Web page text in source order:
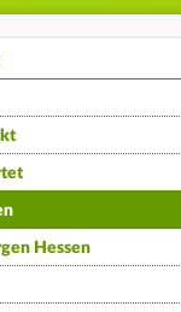
Hessen